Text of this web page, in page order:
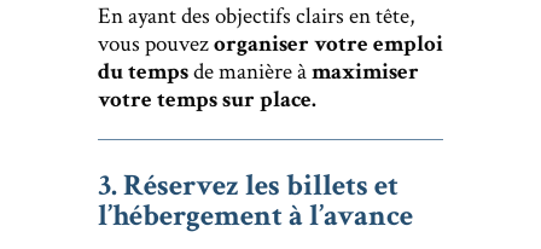
En ayant des objectifs clairs en tête,
vous pouvezorganiser votre emploi
du tempsde manière àmaximiser
votre temps sur place.
3. Réservez les billets et
l’hébergement à l’avance